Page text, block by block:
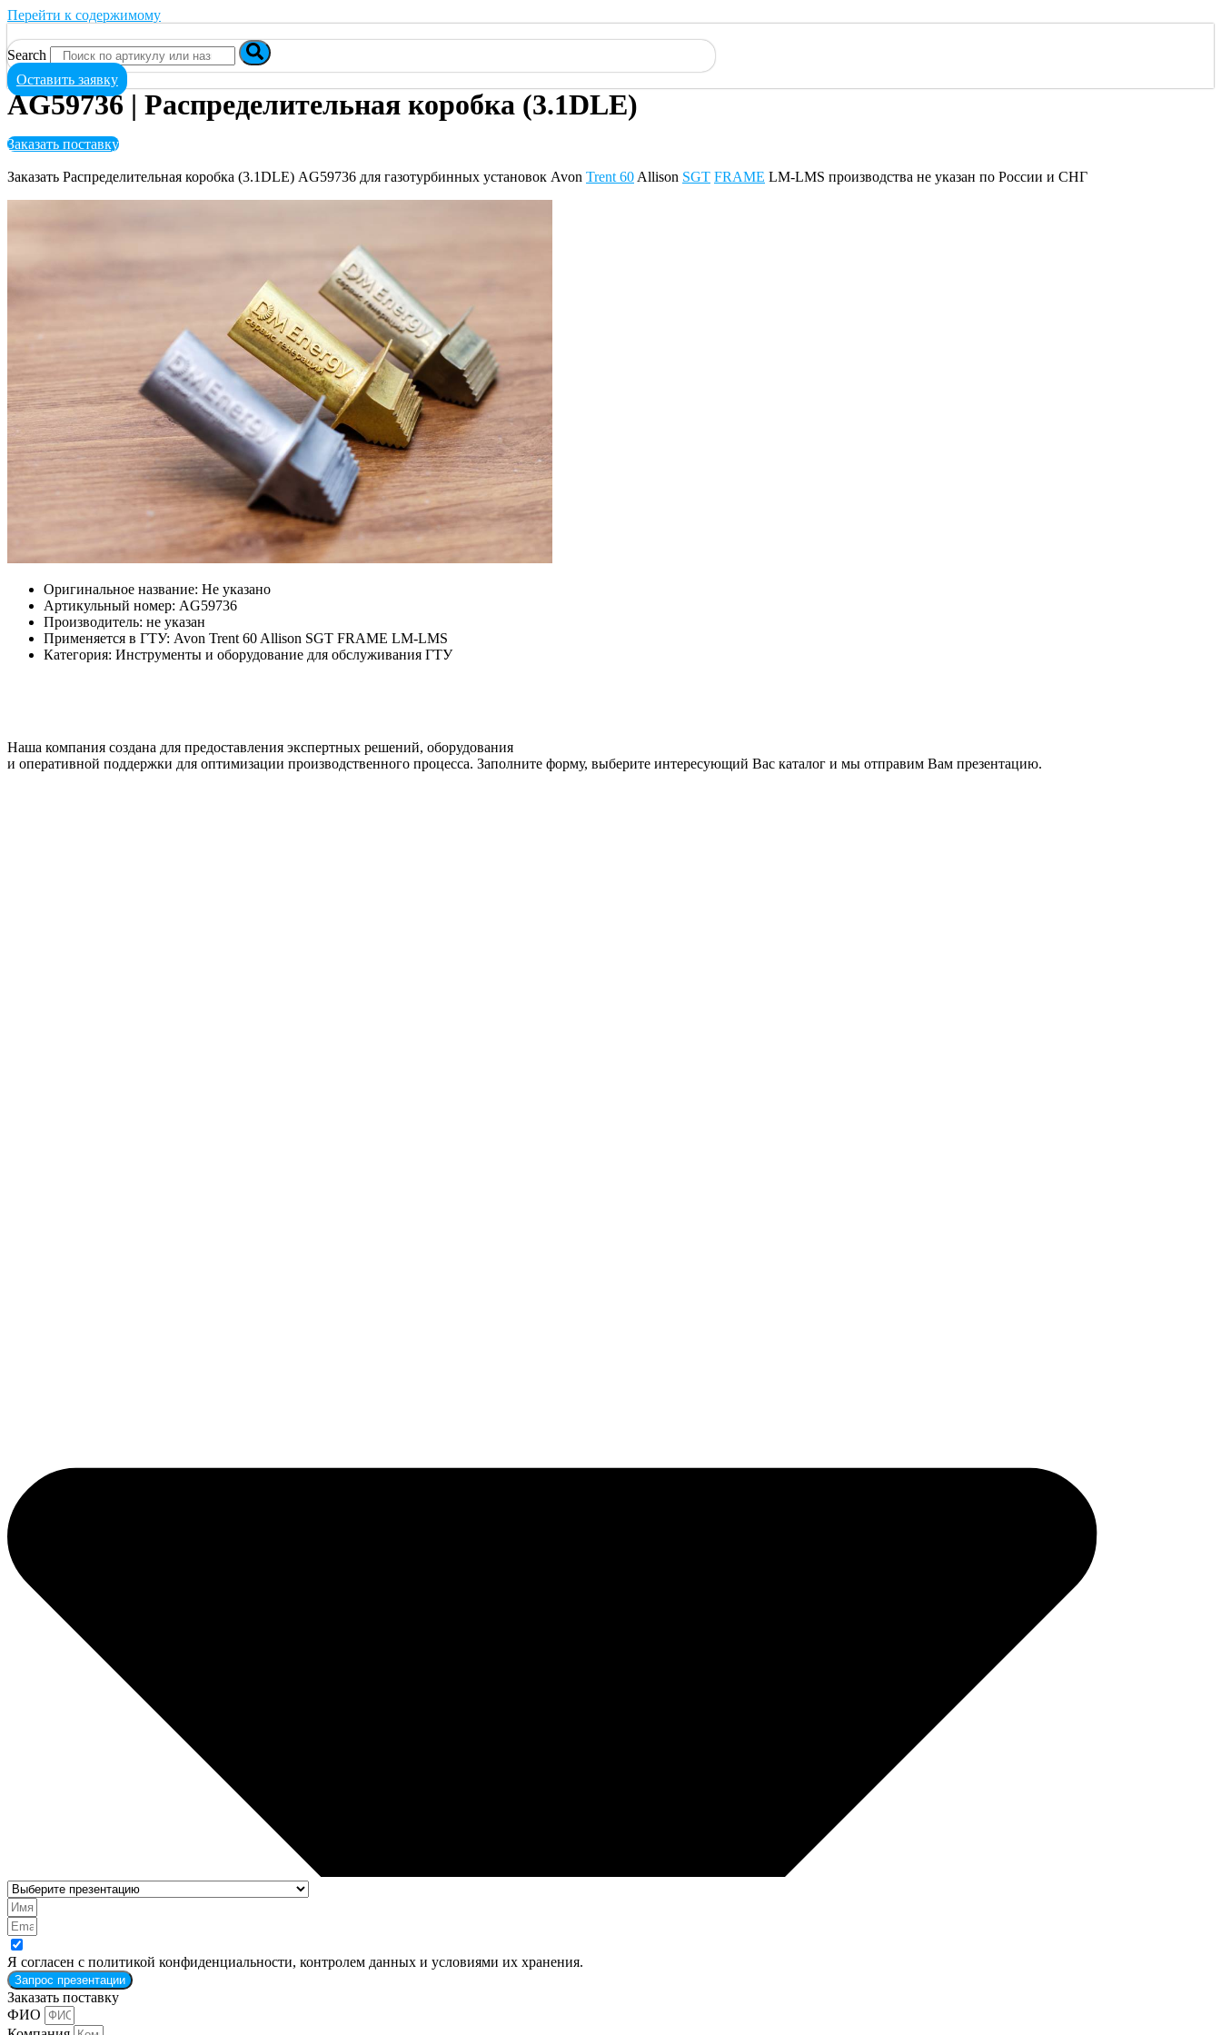
Перейти к содержимому
Search
Оставить заявку
AG59736 | Распределительная коробка (3.1DLE)
Заказать поставку
Заказать Распределительная коробка (3.1DLE) AG59736 для газотурбинных установок Avon Trent 60 Allison SGT FRAME LM-LMS производства не указан по России и СНГ
Оригинальное название: Не указано
Артикульный номер: AG59736
Производитель: не указан
Применяется в ГТУ: Avon Trent 60 Allison SGT FRAME LM-LMS
Категория: Инструменты и оборудование для обслуживания ГТУ
Наша компания создана для предоставления экспертных решений, оборудования
и оперативной поддержки для оптимизации производственного процесса. Заполните форму, выберите интересующий Вас каталог и мы отправим Вам презентацию.
Я согласен с политикой конфиденциальности, контролем данных и условиями их хранения.
Запрос презентации
Заказать поставку
ФИО